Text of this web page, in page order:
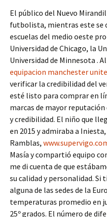
El público del Nuevo
futbolista, mientras este se
escuelas del medio oeste
Universidad de Chicago, la
Universidad de Minnesota .
equipacion manchester
verificar la credibilidad del
esté listo para comprar en
marcas de mayor
y credibilidad. El niño que
en 2015 y admiraba a
Ramblas,
Masía y compartió equipo
me di cuenta de que
su calidad y personalidad. Si
alguna de las sedes de la
temperaturas promedio en
25º grados. El número de